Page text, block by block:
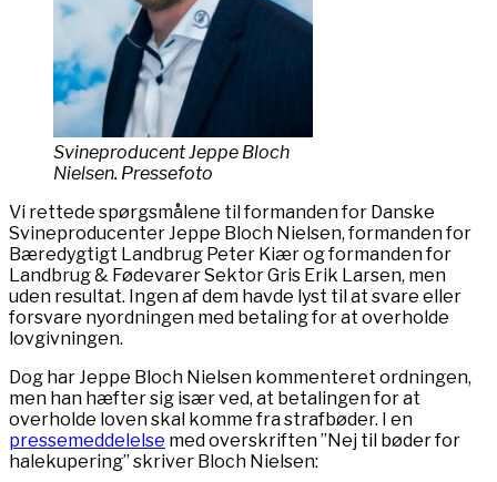
Svineproducent Jeppe Bloch
Nielsen. Pressefoto
Vi rettede spørgsmålene til formanden for Danske
Svineproducenter Jeppe Bloch Nielsen, formanden for
Bæredygtigt Landbrug Peter Kiær og formanden for
Landbrug & Fødevarer Sektor Gris Erik Larsen, men
uden resultat. Ingen af dem havde lyst til at svare eller
forsvare nyordningen med betaling for at overholde
lovgivningen.
Dog har Jeppe Bloch Nielsen kommenteret ordningen,
men han hæfter sig især ved, at betalingen for at
overholde loven skal komme fra strafbøder. I en
pressemeddelelse med overskriften ”Nej til bøder for
halekupering” skriver Bloch Nielsen: